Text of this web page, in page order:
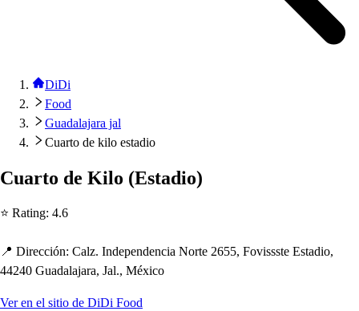
DiDi
Food
Guadalajara jal
Cuarto de kilo estadio
Cuarto de Kilo (Estadio)
⭐ Rating: 4.6
📍 Dirección: Calz. Independencia Norte 2655, Fovissste Estadio,
44240 Guadalajara, Jal., México
Ver en el sitio de DiDi Food